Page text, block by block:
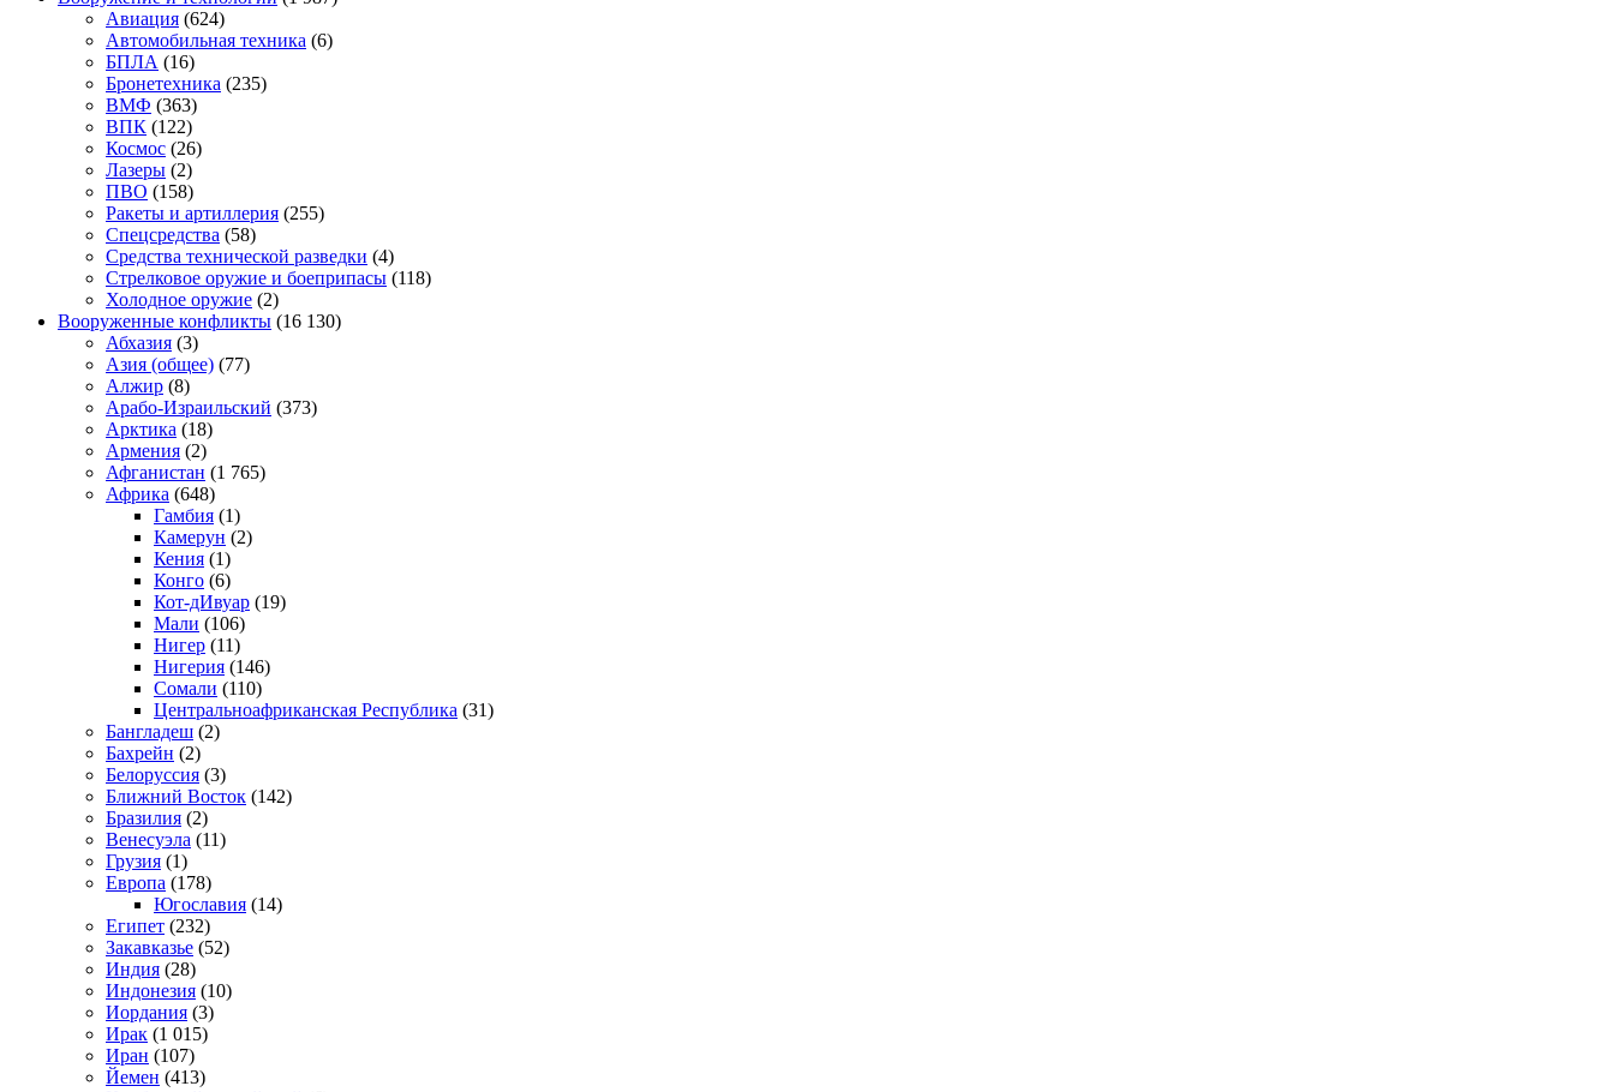
Авиация (624)
Автомобильная техника (6)
БПЛА (16)
Бронетехника (235)
ВМФ (363)
ВПК (122)
Космос (26)
Лазеры (2)
ПВО (158)
Ракеты и артиллерия (255)
Спецсредства (58)
Средства технической разведки (4)
Стрелковое оружие и боеприпасы (118)
Холодное оружие (2)
Вооруженные конфликты (16 130)
Абхазия (3)
Азия (общее) (77)
Алжир (8)
Арабо-Израильский (373)
Арктика (18)
Армения (2)
Афганистан (1 765)
Африка (648)
Гамбия (1)
Камерун (2)
Кения (1)
Конго (6)
Кот-дИвуар (19)
Мали (106)
Нигер (11)
Нигерия (146)
Сомали (110)
Центральноафриканская Республика (31)
Бангладеш (2)
Бахрейн (2)
Белоруссия (3)
Ближний Восток (142)
Бразилия (2)
Венесуэла (11)
Грузия (1)
Европа (178)
Югославия (14)
Египет (232)
Закавказье (52)
Индия (28)
Индонезия (10)
Иордания (3)
Ирак (1 015)
Иран (107)
Йемен (413)